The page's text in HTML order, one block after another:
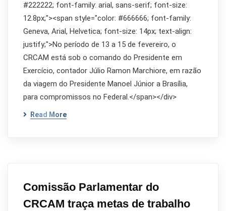
#222222; font-family: arial, sans-serif; font-size:
12.8px;"><span style="color: #666666; font-family:
Geneva, Arial, Helvetica; font-size: 14px; text-align:
justify;">No período de 13 a 15 de fevereiro, o
CRCAM está sob o comando do Presidente em
Exercício, contador Júlio Ramon Marchiore, em razão
da viagem do Presidente Manoel Júnior a Brasília,
para compromissos no Federal.</span></div>
Read More
Comissão Parlamentar do
CRCAM traça metas de trabalho